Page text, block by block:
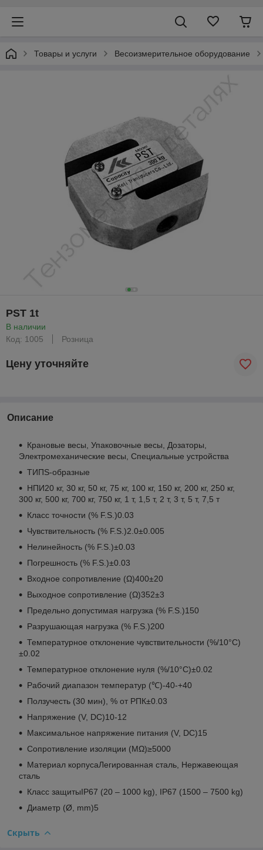
Товары и услуги Весоизмерительное оборудование
PST 1t
В наличии
Код: 1005
Розница
Цену уточняйте
Описание
Крановые весы, Упаковочные весы, Дозаторы,
Электромеханические весы, Специальные устройства
ТИПS-образные
НПИ20 кг, 30 кг, 50 кг, 75 кг, 100 кг, 150 кг, 200 кг, 250 кг,
300 кг, 500 кг, 700 кг, 750 кг, 1 т, 1,5 т, 2 т, 3 т, 5 т, 7,5 т
Класс точности (% F.S.)0.03
Чувствительность (% F.S.)2.0±0.005
Нелинейность (% F.S.)±0.03
Погрешность (% F.S.)±0.03
Входное сопротивление (Ω)400±20
Выходное сопротивление (Ω)352±3
Предельно допустимая нагрузка (% F.S.)150
Разрушающая нагрузка (% F.S.)200
Температурное отклонение чувствительности (%/10°C)
±0.02
Температурное отклонение нуля (%/10°C)±0.02
Рабочий диапазон температур (℃)-40-+40
Ползучесть (30 мин), % от РПК±0.03
Напряжение (V, DC)10-12
Максимальное напряжение питания (V, DC)15
Сопротивление изоляции (MΩ)≥5000
Материал корпусаЛегированная сталь, Нержавеющая
сталь
Класс защитыIP67 (20 – 1000 kg), IP67 (1500 – 7500 kg)
Диаметр (Ø, mm)5
Скрыть